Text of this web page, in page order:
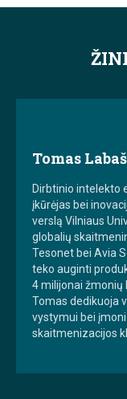
Tomas
Dirbtinio intelekto
įkūrėjas bei
verslą Vilniaus
globalių
Tesonet bei Avia
teko auginti
4 milijonai žmonių
Tomas dedikuoja
vystymui bei
skaitmenizacijos